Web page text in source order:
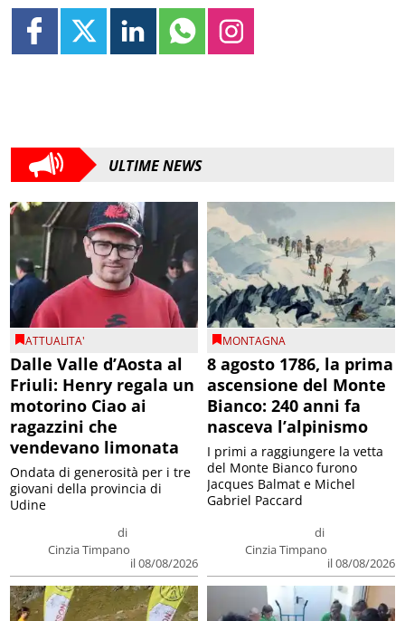
ULTIME NEWS
ATTUALITA'
Dalle Valle d’Aosta al
Friuli: Henry regala un
motorino Ciao ai
ragazzini che
vendevano limonata
di
Cinzia Timpano
il 08/08/2026
Ondata di generosità per i tre
giovani della provincia di
Udine
MONTAGNA
8 agosto 1786, la prima
ascensione del Monte
Bianco: 240 anni fa
nasceva l’alpinismo
di
Cinzia Timpano
il 08/08/2026
I primi a raggiungere la vetta
del Monte Bianco furono
Jacques Balmat e Michel
Gabriel Paccard